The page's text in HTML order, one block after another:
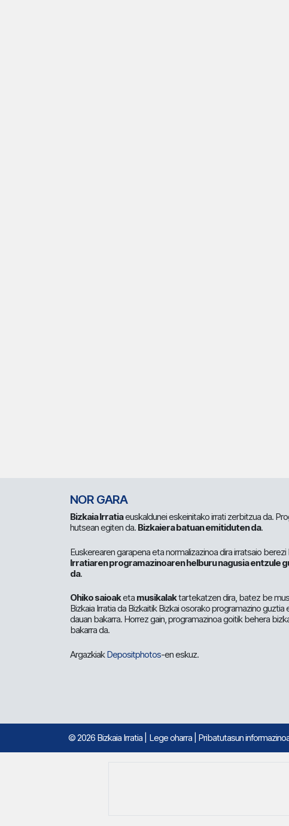
NOR GARA
Bizkaia Irratiaeuskaldunei eskeinitako irrati zerbitzua da.
hutsean egiten da. Bizkaiera batuan emitiduten da.
Euskerearen garapena eta normalizazinoa dira irratsaio
Irratiaren programazinoaren helburu nagusia entzule
da.
Ohiko saioaketa musikalaktartekatzen dira, batez be
Bizkaia Irratia da Bizkaitik Bizkai osorako programazino
dauan bakarra. Horrez gain, programazinoa goitik behera
bakarra da.
ArgazkiakDepositphotos-en eskuz.
© 2026 Bizkaia Irratia Lege oharra Pribatutasun